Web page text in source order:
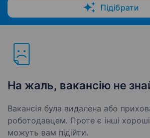
Підібрати
На жаль, вакансію не
Вакансія була видалена або
роботодавцем. Проте є інші хороші
можуть вам підійти.